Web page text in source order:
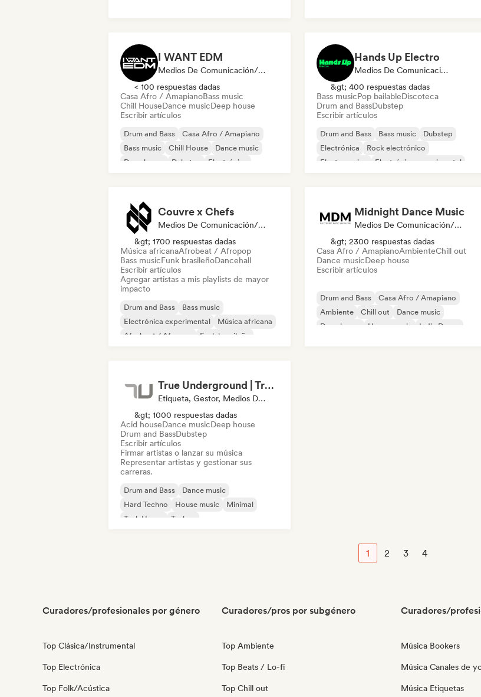
I WANT EDM
Medios De Comunicación/Periodista
< 100 respuestas dadas
Casa Afro / AmapianoBass music
Chill HouseDance musicDeep house
Escribir artículos
Drum and Bass
Casa Afro / Amapiano
Bass music
Chill House
Dance music
Deep house
Dubstep Electrónica
Hands Up Electro
Medios De Comunicación/Periodista
&gt; 400 respuestas dadas
Bass musicPop bailableDiscoteca
Drum and BassDubstep
Escribir artículos
Drum and Bass Bass music
Dubstep
Electrónica
Rock electrónico
Electro swing
Electrónica experimental
Couvre x Chefs
Medios De Comunicación/Periodista, Playlist Curator
&gt; 1700 respuestas dadas
Música africanaAfrobeat / Afropop
Bass musicFunk brasileñoDancehall
Escribir artículos
Agregar artistas a mis playlists de mayor
impacto
Drum and Bass
Bass music
Electrónica experimental
Música africana
Afrobeat / Afropop
Funk brasileño
Midnight Dance Music
Medios De Comunicación/Periodista
&gt; 2300 respuestas dadas
Casa Afro / AmapianoAmbienteChill out
Dance musicDeep house
Escribir artículos
Drum and Bass
Casa Afro / Amapiano
Ambiente
Chill out
Dance music
Deep house
House music Indie Dance
True Underground | True Techno Podcast | ONE
Etiqueta, Gestor, Medios De Comunicación/Periodista
&gt; 1000 respuestas dadas
Acid houseDance musicDeep house
Drum and BassDubstep
Escribir artículos
Firmar artistas o lanzar su música
Representar artistas y gestionar sus
carreras.
Drum and Bass
Dance music
Hard Techno
House music
Minimal
Tech House
Techno
1 2 3 4
Curadores/profesionales por género
Top Clásica/Instrumental
Top Electrónica
Top Folk/Acústica
Curadores/pros por subgénero
Top Ambiente
Top Beats / Lo-fi
Top Chill out
Curadores/
Música Bookers
Música Canales de
Música Etiquetas